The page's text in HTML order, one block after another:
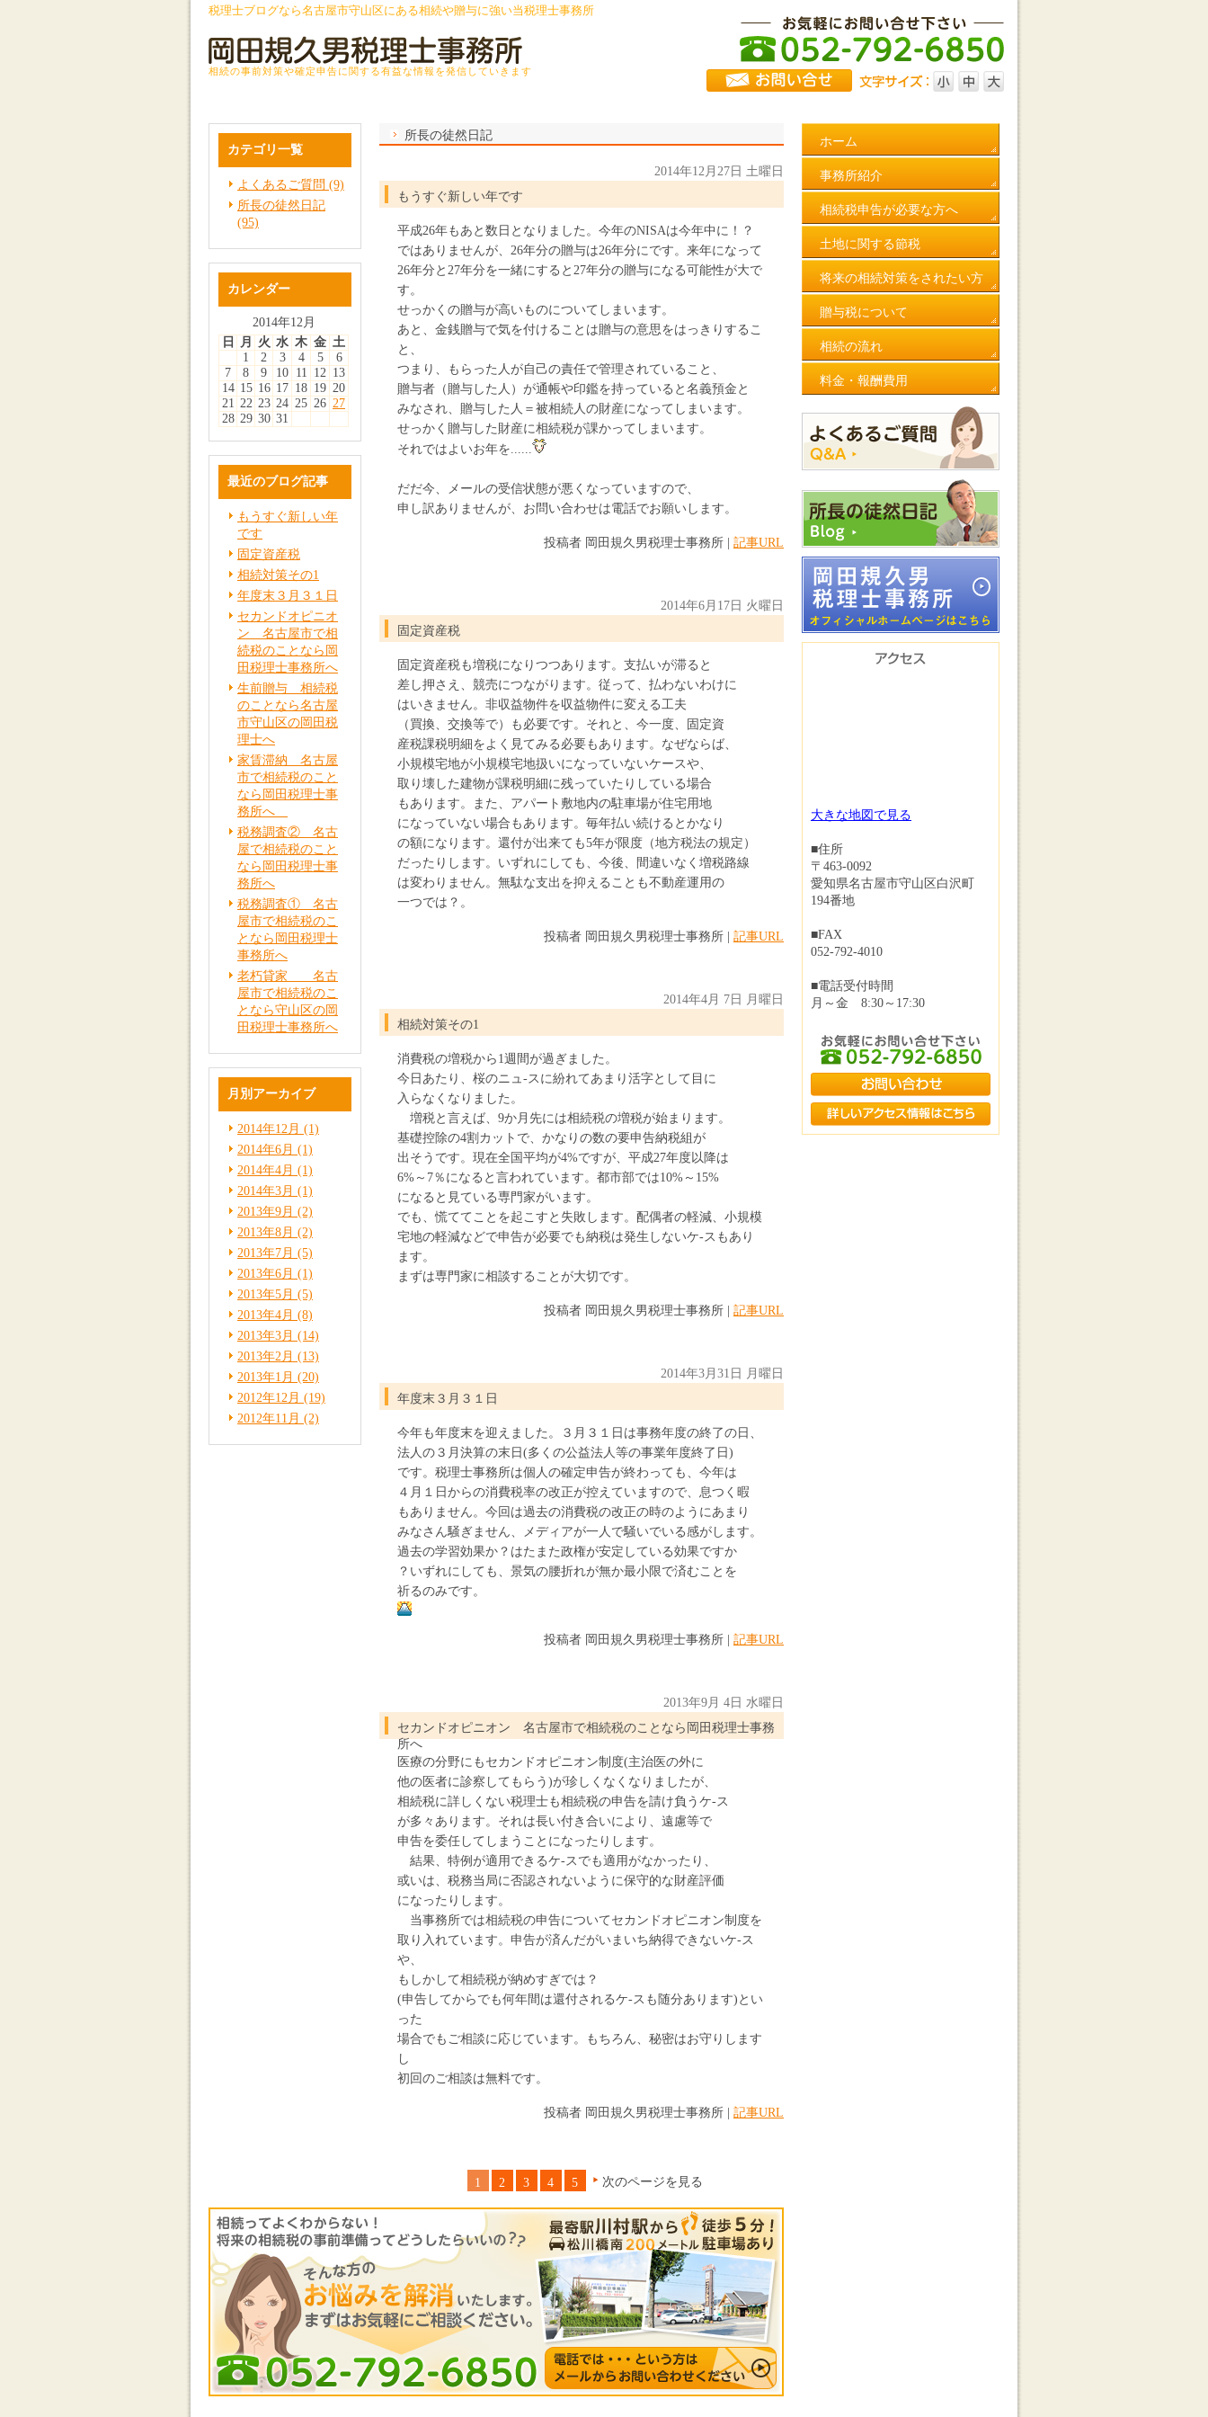
税理士ブログなら名古屋市守山区にある相続や贈与に強い当税理士事務所
相続の事前対策や確定申告に関する有益な情報を発信していきます
所長の徒然日記
2014年12月27日 土曜日
もうすぐ新しい年です
平成26年もあと数日となりました。今年のNISAは今年中に！？
ではありませんが、26年分の贈与は26年分にです。来年になって
26年分と27年分を一緒にすると27年分の贈与になる可能性が大で
す。
せっかくの贈与が高いものについてしまいます。
あと、金銭贈与で気を付けることは贈与の意思をはっきりするこ
と、
つまり、もらった人が自己の責任で管理されていること、
贈与者（贈与した人）が通帳や印鑑を持っていると名義預金と
みなされ、贈与した人＝被相続人の財産になってしまいます。
せっかく贈与した財産に相続税が課かってしまいます。
それではよいお年を......
だだ今、メールの受信状態が悪くなっていますので、
申し訳ありませんが、お問い合わせは電話でお願いします。
投稿者 岡田規久男税理士事務所 | 記事URL
2014年6月17日 火曜日
固定資産税
固定資産税も増税になりつつあります。支払いが滞ると
差し押さえ、競売につながります。従って、払わないわけに
はいきません。非収益物件を収益物件に変える工夫
（買換、交換等で）も必要です。それと、今一度、固定資
産税課税明細をよく見てみる必要もあります。なぜならば、
小規模宅地が小規模宅地扱いになっていないケースや、
取り壊した建物が課税明細に残っていたりしている場合
もあります。また、アパート敷地内の駐車場が住宅用地
になっていない場合もあります。毎年払い続けるとかなり
の額になります。還付が出来ても5年が限度（地方税法の規定）
だったりします。いずれにしても、今後、間違いなく増税路線
は変わりません。無駄な支出を抑えることも不動産運用の
一つでは？。
投稿者 岡田規久男税理士事務所 | 記事URL
2014年4月 7日 月曜日
相続対策その1
消費税の増税から1週間が過ぎました。
今日あたり、桜のニュ-スに紛れてあまり活字として目に
入らなくなりました。
増税と言えば、9か月先には相続税の増税が始まります。
基礎控除の4割カットで、かなりの数の要申告納税組が
出そうです。現在全国平均が4%ですが、平成27年度以降は
6%～7％になると言われています。都市部では10%～15%
になると見ている専門家がいます。
でも、慌ててことを起こすと失敗します。配偶者の軽減、小規模
宅地の軽減などで申告が必要でも納税は発生しないケ-スもあり
ます。
まずは専門家に相談することが大切です。
投稿者 岡田規久男税理士事務所 | 記事URL
2014年3月31日 月曜日
年度末３月３１日
今年も年度末を迎えました。３月３１日は事務年度の終了の日、
法人の３月決算の末日(多くの公益法人等の事業年度終了日)
です。税理士事務所は個人の確定申告が終わっても、今年は
４月１日からの消費税率の改正が控えていますので、息つく暇
もありません。今回は過去の消費税の改正の時のようにあまり
みなさん騒ぎません、メディアが一人で騒いでいる感がします。
過去の学習効果か？はたまた政権が安定している効果ですか
？いずれにしても、景気の腰折れが無か最小限で済むことを
祈るのみです。
投稿者 岡田規久男税理士事務所 | 記事URL
2013年9月 4日 水曜日
セカンドオピニオン 名古屋市で相続税のことなら岡田税理士事務
所へ
医療の分野にもセカンドオピニオン制度(主治医の外に
他の医者に診察してもらう)が珍しくなくなりましたが、
相続税に詳しくない税理士も相続税の申告を請け負うケ-ス
が多々あります。それは長い付き合いにより、遠慮等で
申告を委任してしまうことになったりします。
結果、特例が適用できるケ-スでも適用がなかったり、
或いは、税務当局に否認されないように保守的な財産評価
になったりします。
当事務所では相続税の申告についてセカンドオピニオン制度を
取り入れています。申告が済んだがいまいち納得できないケ-ス
や、
もしかして相続税が納めすぎでは？
(申告してからでも何年間は還付されるケ-スも随分あります)とい
った
場合でもご相談に応じています。もちろん、秘密はお守りします
し
初回のご相談は無料です。
投稿者 岡田規久男税理士事務所 | 記事URL
1 2 3 4 5 次のページを見る
カテゴリ一覧
よくあるご質問 (9)
所長の徒然日記
(95)
カレンダー
2014年12月
日
月 火 水 木 金 土
1
2 3 4 5
6
7
8 9 10 11 12 13
14 15 16 17 18 19 20
21 22 23 24 25 26 27
28 29 30 31
最近のブログ記事
もうすぐ新しい年
です
固定資産税
相続対策その1
年度末３月３１日
セカンドオピニオ
ン 名古屋市で相
続税のことなら岡
田税理士事務所へ
生前贈与 相続税
のことなら名古屋
市守山区の岡田税
理士へ
家賃滞納 名古屋
市で相続税のこと
なら岡田税理士事
務所へ
税務調査② 名古
屋で相続税のこと
なら岡田税理士事
務所へ
税務調査① 名古
屋市で相続税のこ
となら岡田税理士
事務所へ
老朽貸家 名古
屋市で相続税のこ
となら守山区の岡
田税理士事務所へ
月別アーカイブ
2014年12月 (1)
2014年6月 (1)
2014年4月 (1)
2014年3月 (1)
2013年9月 (2)
2013年8月 (2)
2013年7月 (5)
2013年6月 (1)
2013年5月 (5)
2013年4月 (8)
2013年3月 (14)
2013年2月 (13)
2013年1月 (20)
2012年12月 (19)
2012年11月 (2)
ホーム
事務所紹介
相続税申告が必要な方へ
土地に関する節税
将来の相続対策をされたい方
贈与税について
相続の流れ
料金・報酬費用
大きな地図で見る
■住所
〒463-0092
愛知県名古屋市守山区白沢町
194番地
■FAX
052-792-4010
■電話受付時間
月～金 8:30～17:30